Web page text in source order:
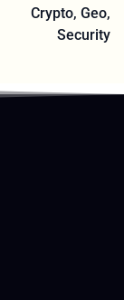
Crypto, Geo,
Security